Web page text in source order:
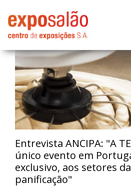
Entrevista ANCIPA: "A
único evento em
exclusivo, aos setores
panificação"